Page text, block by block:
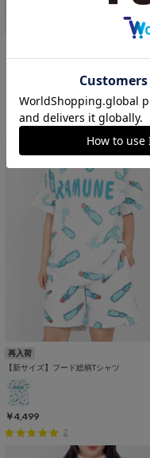
【新サイズ】フード総柄Tシャツ
￥4,499
再入荷
【新サイズ】フード総柄Tシャツ
￥4,499
2